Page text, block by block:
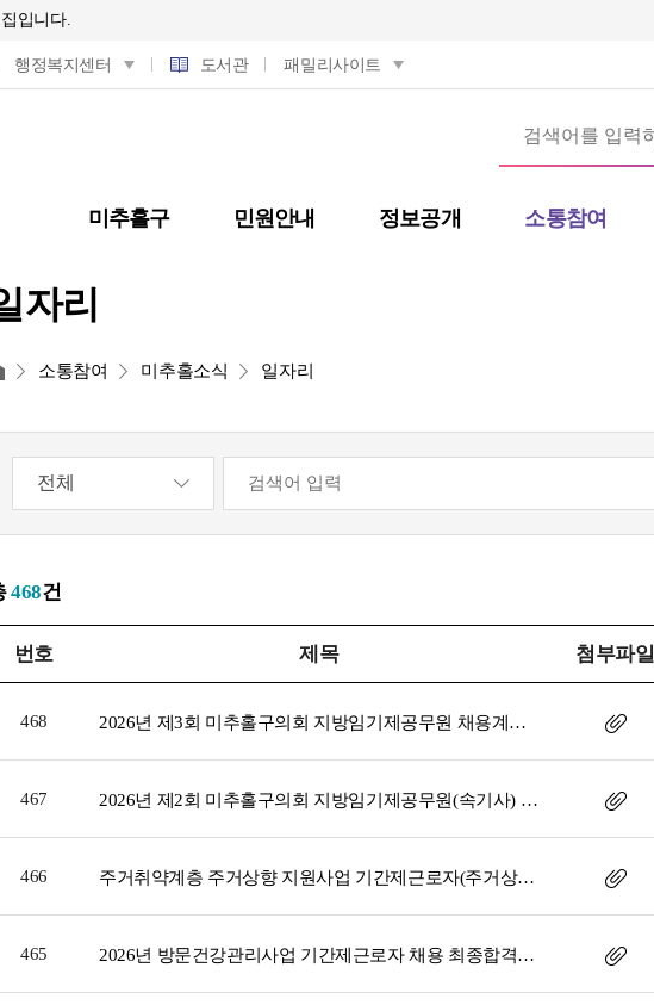
입니다.
행정복지센터 도서관 패밀리사이트
미추홀구 민원안내 정보공개 소통참여
자리
홈 소통참여 미추홀소식 일자리
468건
번호 제목 첨부파일
468 2026년 제3회 미추홀구의회 지방임기제공무원 채용계획 일부 취소 공고
467 2026년 제2회 미추홀구의회 지방임기제공무원(속기사) 채용계획 취소 공고
466 주거취약계층 주거상향 지원사업 기간제근로자(주거상향지원 코디네이터) 채용 공고
465 2026년 방문건강관리사업 기간제근로자 채용 최종합격자 공고